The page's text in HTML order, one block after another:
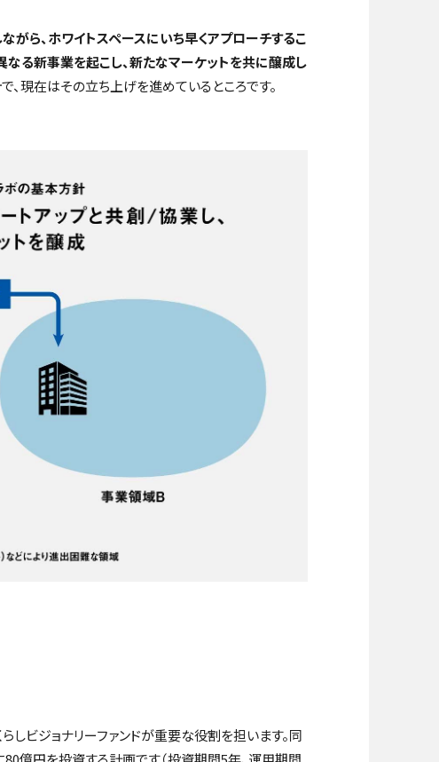
がら、ホワイトスペースにいち早くアプローチするこ
なる新事業を起こし、新たなマーケットを共に醸成し
、現在はその立ち上げを進めているところです。
しビジョナリーファンドが重要な役割を担います。同